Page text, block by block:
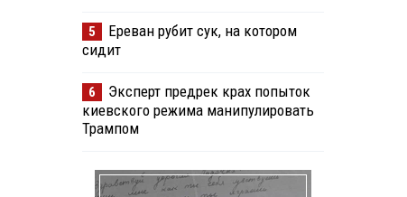
5
Ереван рубит сук, на котором
сидит
6
Эксперт предрек крах попыток
киевского режима манипулировать
Трампом